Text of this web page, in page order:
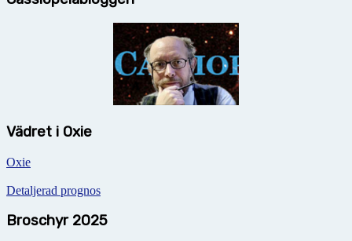
Vädret i Oxie
Oxie
Detaljerad prognos
Broschyr 2025